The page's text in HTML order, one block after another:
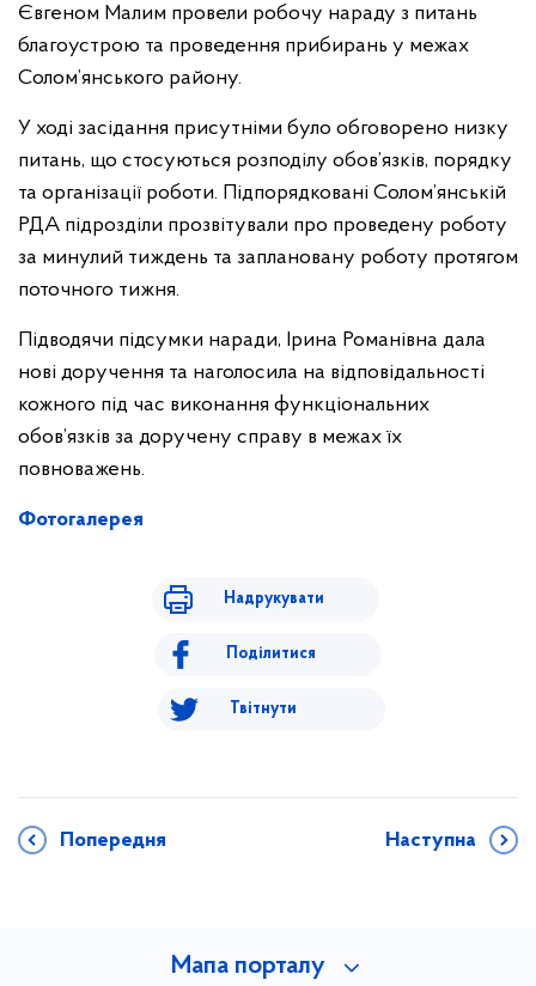
Євгеном Малим провели робочу нараду з питань
благоустрою та проведення прибирань у межах
Солом’янського району.
У ході засідання присутніми було обговорено низку
питань, що стосуються розподілу обов’язків, порядку
та організації роботи. Підпорядковані Солом’янській
РДА підрозділи прозвітували про проведену роботу
за минулий тиждень та заплановану роботу протягом
поточного тижня.
Підводячи підсумки наради, Ірина Романівна дала
нові доручення та наголосила на відповідальності
кожного під час виконання функціональних
обов’язків за доручену справу в межах їх
повноважень.
Фотогалерея
Надрукувати
Поділитися
Твітнути
Попередня Наступна
Мапа порталу